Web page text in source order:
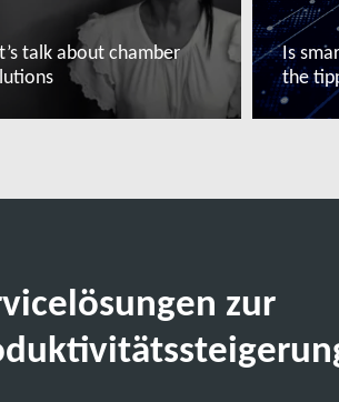
talk about chamber
Is
the
zur